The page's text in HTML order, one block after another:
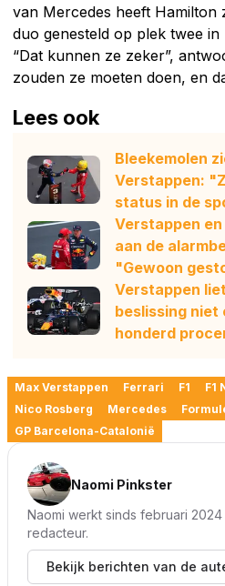
van Mercedes heeft Hamilton
duo genesteld op plek twee
“Dat kunnen ze zeker”,
zouden ze moeten doen, en
Lees ook
Bleekemolen
Verstappen:
status in de
Verstappen
aan de
"Gewoon
Verstappen
beslissing
honderd
Max Verstappen Ferrari F1 F1
Nico Rosberg
Mercedes
GP Barcelona-Catalonië
Naomi Pinkster
Naomi werkt sinds februari 2024
redacteur.
Bekijk berichten van de